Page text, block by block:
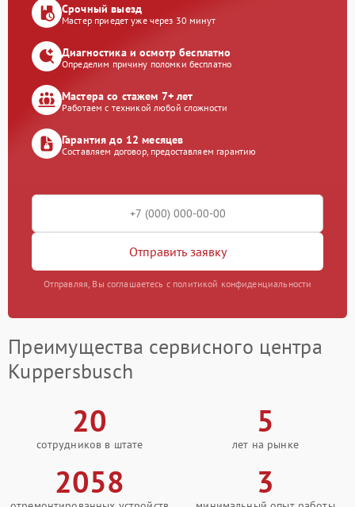
Срочный выезд
Мастер приедет уже через 30 минут
Диагностика и осмотр бесплатно
Определим причину поломки бесплатно
Мастера со стажем 7+ лет
Работаем с техникой любой сложности
Гарантия до 12 месяцев
Составляем договор, предоставляем гарантию
Отправить заявку
Отправляя, Вы соглашаетесь с политикой конфиденциальности
Преимущества сервисного центра
Kuppersbusch
20
сотрудников в штате
5
лет на рынке
2058 3